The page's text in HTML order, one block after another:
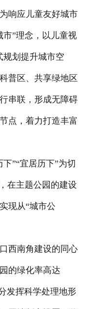
响应儿童友好城市
”理念，以儿童视
规划提升城市空
普区、共享绿地区
串联，形成无障碍
点，着力打造丰富
”“宜居历下”为切
在主题公园的建设
现从“城市公
西南角建设的同心
的绿化率高达
发挥科学处理地形